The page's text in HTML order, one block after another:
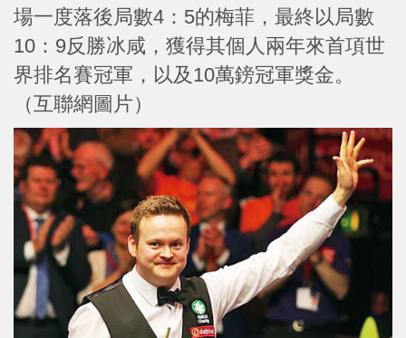
場一度落後局數4：5的梅菲，最終以局數
10：9反勝冰咸，獲得其個人兩年來首項世
界排名賽冠軍，以及10萬鎊冠軍獎金。
（互聯網圖片）